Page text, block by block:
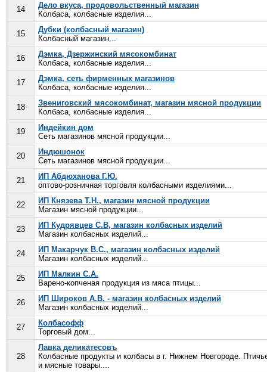
14
Дело вкуса, продовольственный магазин
Колбаса, колбасные изделия...
15
Дубки (колбасный магазин)
Колбасный магазин...
16
Дэмка, Дзержинский мясокомбинат
Колбаса, колбасные изделия...
17
Дэмка, сеть фирменных магазинов
Колбаса, колбасные изделия...
18
Звениговский мясокомбинат, магазин мясной продукции
Колбаса, колбасные изделия...
19
Индейкин дом
Сеть магазинов мясной продукции...
20
Индюшонок
Сеть магазинов мясной продукции...
21
ИП Абдюханова Г.Ю.
оптово-розничная торговля колбасными изделиями...
22
ИП Князева Т.Н., магазин мясной продукции
Магазин мясной продукции...
23
ИП Кудрявцев С.В, магазин колбасных изделий
Магазин колбасных изделий...
24
ИП Макарчук В.С., магазин колбасных изделий
Магазин колбасных изделий...
25
ИП Малкин С.А.
Варено-копченая продукция из мяса птицы...
26
ИП Широков А.В. - магазин колбасных изделий
Магазин колбасных изделий...
27
Колбасофф
Торговый дом...
28
Лавка деликатесовъ
Колбасные продукты и колбасы в г. Нижнем Новгороде.
и мясные товары....